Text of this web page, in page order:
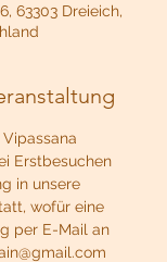
63303 Dreieich,
Erstbesuchen
in unsere
wofür eine
per E-Mail an